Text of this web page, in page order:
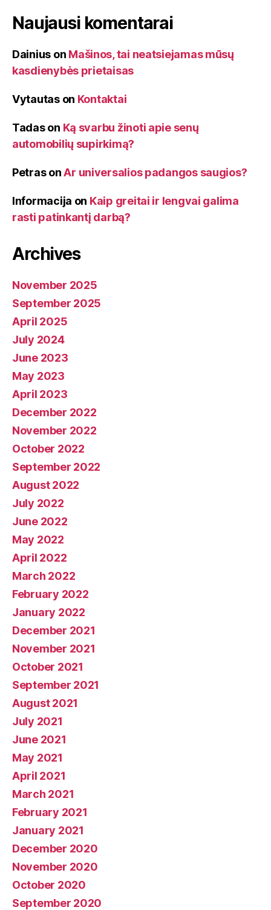
Naujausi komentarai
Dainius on Mašinos, tai neatsiejamas mūsų
kasdienybės prietaisas
Vytautason Kontaktai
Tadason Ką svarbu žinoti apie senų
automobilių supirkimą?
PetrasonAr universalios padangos saugios?
Informacija on Kaip greitai ir lengvai galima
rasti patinkantį darbą?
Archives
November 2025
September 2025
April 2025
July 2024
June 2023
May 2023
April 2023
December 2022
November 2022
October 2022
September 2022
August 2022
July 2022
June 2022
May 2022
April 2022
March 2022
February 2022
January 2022
December 2021
November 2021
October 2021
September 2021
August 2021
July 2021
June 2021
May 2021
April 2021
March 2021
February 2021
January 2021
December 2020
November 2020
October 2020
September 2020